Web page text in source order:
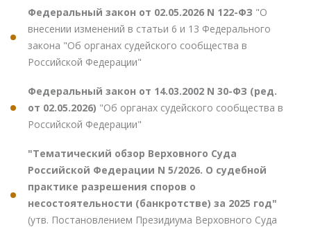
Федеральный закон от 02.05.2026 N 122-ФЗ "О
внесении изменений в статьи 6 и 13 Федерального
закона "Об органах судейского сообщества в
Российской Федерации"
Федеральный закон от 14.03.2002 N 30-ФЗ (ред.
от 02.05.2026) "Об органах судейского сообщества в
Российской Федерации"
"Тематический обзор Верховного Суда
Российской Федерации N 5/2026. О судебной
практике разрешения споров о
несостоятельности (банкротстве) за 2025 год"
(утв. Постановлением Президиума Верховного Суда